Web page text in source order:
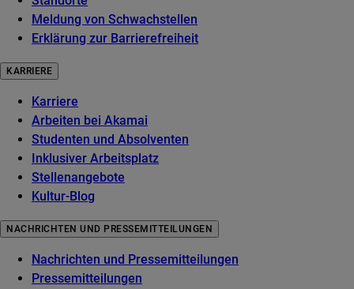
Meldung von Schwachstellen
Erklärung zur Barrierefreiheit
KARRIERE
Karriere
Arbeiten bei Akamai
Studenten und Absolventen
Inklusiver Arbeitsplatz
Stellenangebote
Kultur-Blog
NACHRICHTEN UND PRESSEMITTEILUNGEN
Nachrichten und Pressemitteilungen
Pressemitteilungen